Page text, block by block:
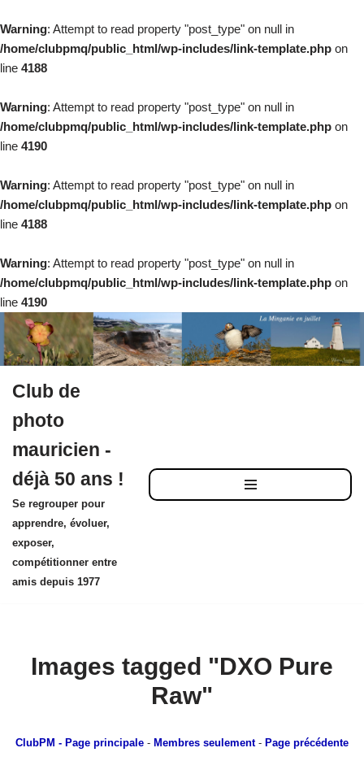
Warning: Attempt to read property "post_type" on null in
/home/clubpmq/public_html/wp-includes/link-template.php on
line 4188
Warning: Attempt to read property "post_type" on null in
/home/clubpmq/public_html/wp-includes/link-template.php on
line 4190
Warning: Attempt to read property "post_type" on null in
/home/clubpmq/public_html/wp-includes/link-template.php on
line 4188
Warning: Attempt to read property "post_type" on null in
/home/clubpmq/public_html/wp-includes/link-template.php on
line 4190
au
contenu
Club de
photo
mauricien -
déjà 50 ans !
Se regrouper pour
apprendre, évoluer,
exposer,
compétitionner entre
amis depuis 1977
Images tagged "DXO Pure
Raw"
ClubPM - Page principale - Membres seulement- Page précédente